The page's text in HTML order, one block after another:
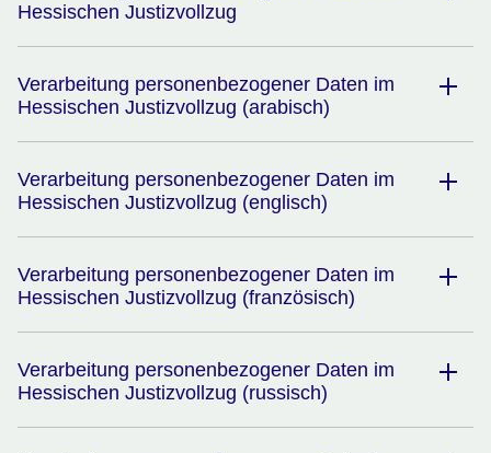
Hessischen Justizvollzug
Verarbeitung personenbezogener Daten im
Hessischen Justizvollzug (arabisch)
Verarbeitung personenbezogener Daten im
Hessischen Justizvollzug (englisch)
Verarbeitung personenbezogener Daten im
Hessischen Justizvollzug (französisch)
Verarbeitung personenbezogener Daten im
Hessischen Justizvollzug (russisch)